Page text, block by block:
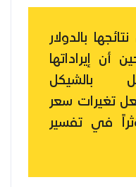
بالدولار
أن إيراداتها
بالشيكل
تغيرات سعر
في تفسير